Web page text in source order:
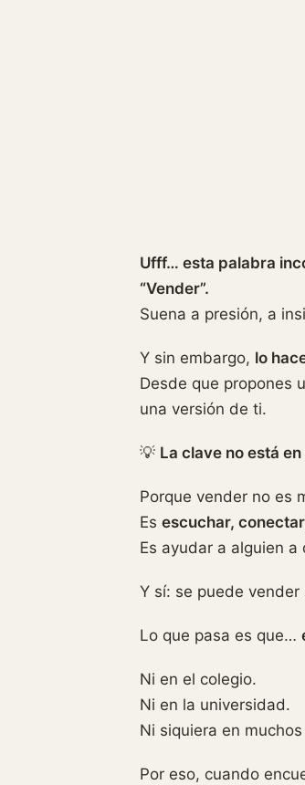
Ufff… esta palabra
“Vender”.
Suena a presión, a
Y sin embargo, lo
Desde que propones
una versión de ti.
💡 La clave no está
Porque vender no es
Es escuchar,
Es ayudar a alguien
Y sí: se puede
Lo que pasa es que…
Ni en el colegio.
Ni en la universidad.
Ni siquiera en
Por eso, cuando